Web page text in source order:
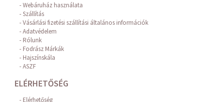
Webáruház használata
Szállítás
Vásárlási fizetési szállítási általános információk
Adatvédelem
Rólunk
Fodrász Márkák
Hajszínskála
ASZF
ELÉRHETŐSÉG
Elérhetőség